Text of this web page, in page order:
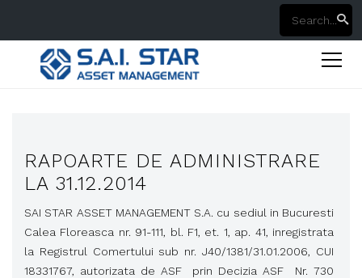
RAPOARTE DE ADMINISTRARE
LA 31.12.2014
SAI STAR ASSET MANAGEMENT S.A. cu sediul in Bucuresti
Calea Floreasca nr. 91-111, bl. F1, et. 1, ap. 41, inregistrata
la Registrul Comertului sub nr. J40/1381/31.01.2006, CUI
18331767, autorizata de ASF prin Decizia ASF Nr. 730